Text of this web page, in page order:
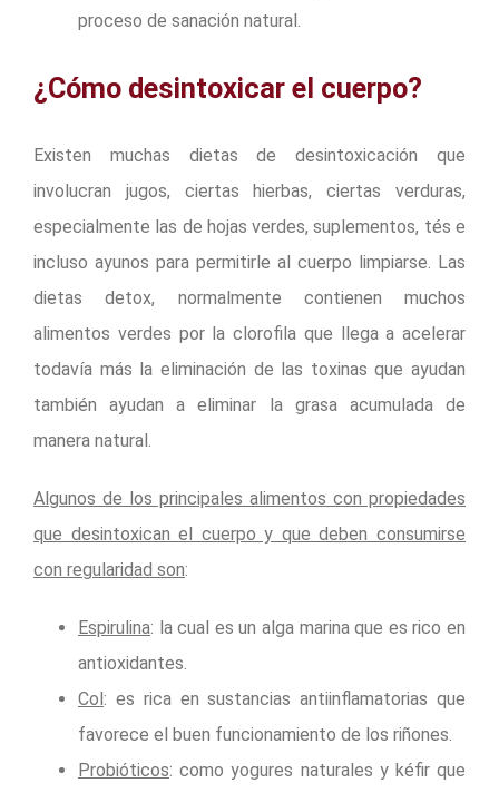
proceso de sanación natural.
¿Cómo desintoxicar el cuerpo?
Existen muchas dietas de desintoxicación que
involucran jugos, ciertas hierbas, ciertas verduras,
especialmente las de hojas verdes, suplementos, tés e
incluso ayunos para permitirle al cuerpo limpiarse. Las
dietas detox, normalmente contienen muchos
alimentos verdes por la clorofila que llega a acelerar
todavía más la eliminación de las toxinas que ayudan
también ayudan a eliminar la grasa acumulada de
manera natural.
Algunos de los principales alimentos con propiedades
que desintoxican el cuerpo y que deben consumirse
con regularidad son:
Espirulina: la cual es un alga marina que es rico en
antioxidantes.
Col: es rica en sustancias antiinflamatorias que
favorece el buen funcionamiento de los riñones.
Probióticos: como yogures naturales y kéfir que